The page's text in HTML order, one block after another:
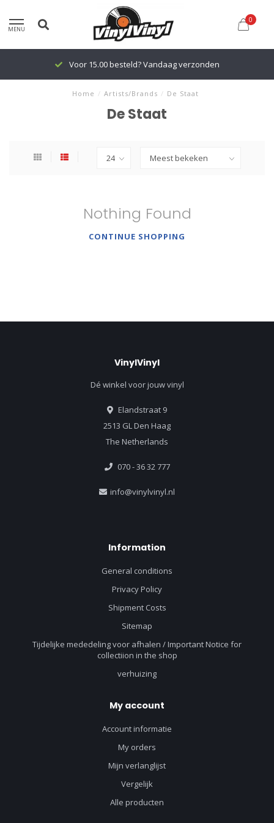
MENU
0
Voor 15.00 besteld? Vandaag verzonden
Home / Artists/Brands / De Staat
De Staat
Nothing Found
CONTINUE SHOPPING
VinylVinyl
Dé winkel voor jouw vinyl
Elandstraat 9
2513 GL Den Haag
The Netherlands
070 - 36 32 777
info@vinylvinyl.nl
Information
General conditions
Privacy Policy
Shipment Costs
Sitemap
Tijdelijke mededeling voor afhalen / Important Notice for
collectiion in the shop
verhuizing
My account
Account informatie
My orders
Mijn verlanglijst
Vergelijk
Alle producten